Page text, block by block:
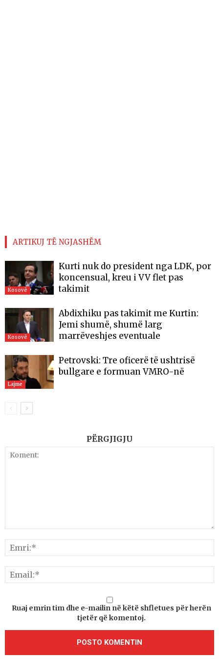
ARTIKUJ TË NGJASHËM
Kosovë
Kurti nuk do president nga LDK, por
koncensual, kreu i VV flet pas
takimit
Kosovë
Abdixhiku pas takimit me Kurtin:
Jemi shumë, shumë larg
marrëveshjes eventuale
Lajme
Petrovski: Tre oficerë të ushtrisë
bullgare e formuan VMRO-në
PËRGJIGJU
Ruaj emrin tim dhe e-mailin në këtë shfletues për herën
tjetër që komentoj.